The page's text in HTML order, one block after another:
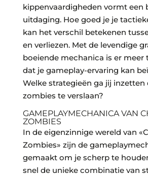
kippenvaardigheden vormt een
uitdaging. Hoe goed je je
kan het verschil betekenen
en verliezen. Met de levendige
boeiende mechanica is er meer
dat je gameplay-ervaring kan
Welke strategieën ga jij inzetten
zombies te verslaan?
GAMEPLAYMECHANICA VAN
ZOMBIES
In de eigenzinnige wereld van
Zombies» zijn de
gemaakt om je scherp te
snel de unieke combinatie van